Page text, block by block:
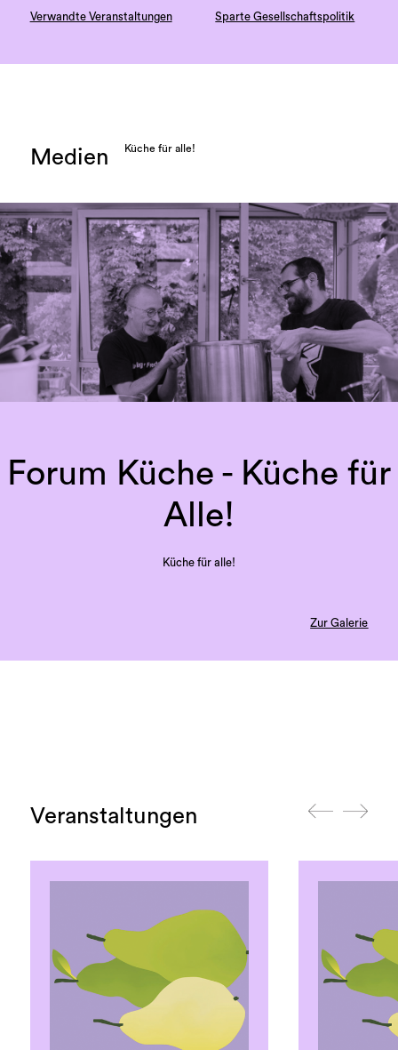
Verwandte Veranstaltungen Sparte Gesellschaftspolitik
Medien Küche für alle!
Forum Küche - Küche für
Alle!
Küche für alle!
Zur Galerie
Veranstaltungen